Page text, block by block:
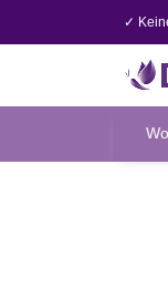
✓